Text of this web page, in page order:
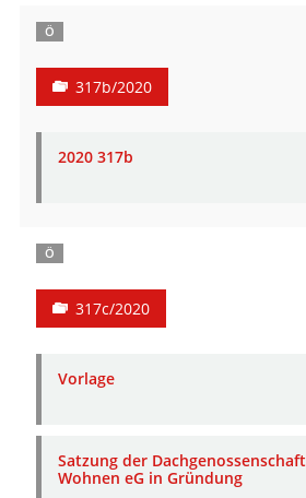
Ö
317b/2020
2020 317b
Ö
317c/2020
Vorlage
Satzung der Dachgenossenschaft
Wohnen eG in Gründung